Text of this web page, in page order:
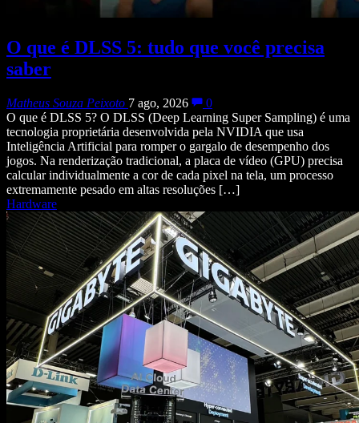
O que é DLSS 5: tudo que você precisa
saber
Matheus Souza Peixoto 7 ago, 2026
0
O que é DLSS 5? O DLSS (Deep Learning Super Sampling) é uma
tecnologia proprietária desenvolvida pela NVIDIA que usa
Inteligência Artificial para romper o gargalo de desempenho dos
jogos. Na renderização tradicional, a placa de vídeo (GPU) precisa
calcular individualmente a cor de cada pixel na tela, um processo
extremamente pesado em altas resoluções […]
Hardware